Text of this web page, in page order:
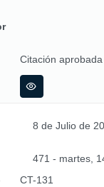
Citación aprobada
8 de Julio de
471 - martes,
CT-131